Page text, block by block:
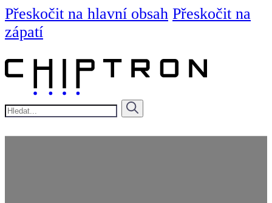
Přeskočit na hlavní obsah Přeskočit na
zápatí
Hledat